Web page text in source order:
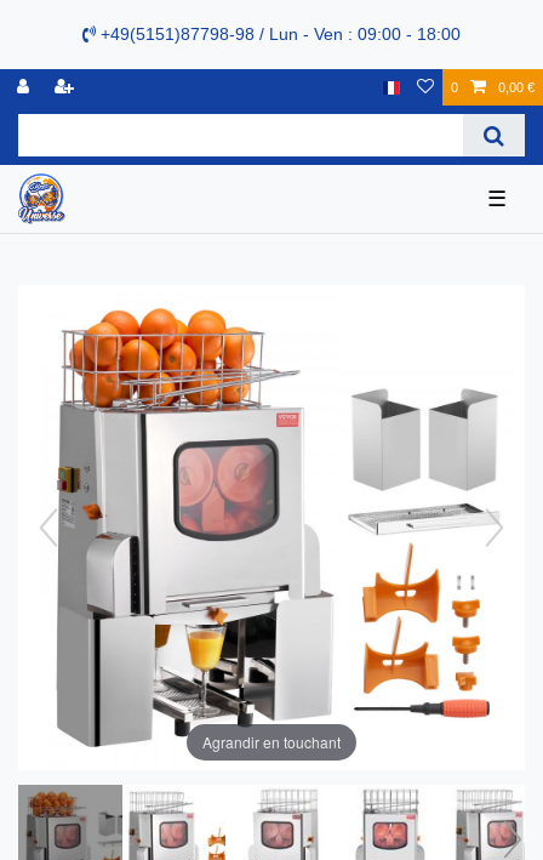
+49(5151)87798-98 / Lun - Ven : 09:00 - 18:00
0 0,00 €
☰
Agrandir en touchant